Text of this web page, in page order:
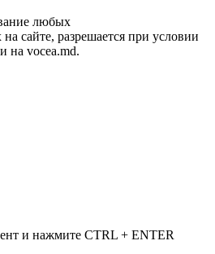
любых
сайте, разрешается при условии
на vocea.md.
и нажмите CTRL + ENTER